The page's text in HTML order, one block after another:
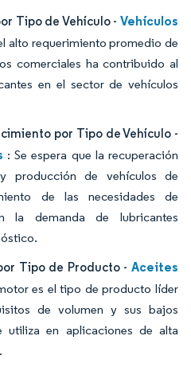
Tipo de Vehículo - Vehículos
alto requerimiento promedio de
comerciales ha contribuido al
en el sector de vehículos
por Tipo de Vehículo -
: Se espera que la recuperación
producción de vehículos de
de las necesidades de
la demanda de lubricantes
Tipo de Producto - Aceites
es el tipo de producto líder
de volumen y sus bajos
utiliza en aplicaciones de alta